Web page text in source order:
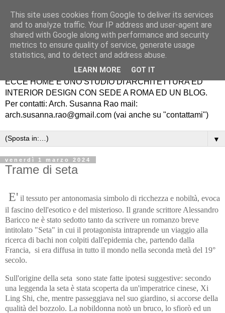
ECCE HOME É UNO STUDIO DI ARCHITETTURA ED
INTERIOR DESIGN CON SEDE A ROMA ED UN BLOG.
Per contatti: Arch. Susanna Rao mail:
arch.susanna.rao@gmail.com (vai anche su "contattami")
▼
venerdì 1 marzo 2024
Trame di seta
E' il tessuto per antonomasia simbolo di ricchezza e nobiltà, evoca
il fascino dell'esotico e del misterioso. Il grande scrittore Alessandro
Baricco ne è stato sedotto tanto da scrivere un romanzo breve
intitolato "Seta" in cui il protagonista intraprende un viaggio alla
ricerca di bachi non colpiti dall'epidemia che, partendo dalla
Francia, si era diffusa in tutto il mondo nella seconda metà del 19°
secolo.
Sull'origine della seta sono state fatte ipotesi suggestive: secondo
una leggenda la seta è stata scoperta da un'imperatrice cinese, Xi
Ling Shi, che, mentre passeggiava nel suo giardino, si accorse della
qualità del bozzolo. La nobildonna notò un bruco, lo sfiorò ed un
This site uses cookies from Google to deliver its services
and to analyze traffic. Your IP address and user-agent are
shared with Google along with performance and security
metrics to ensure quality of service, generate usage
statistics, and to detect and address abuse.
LEARN MORE GOT IT